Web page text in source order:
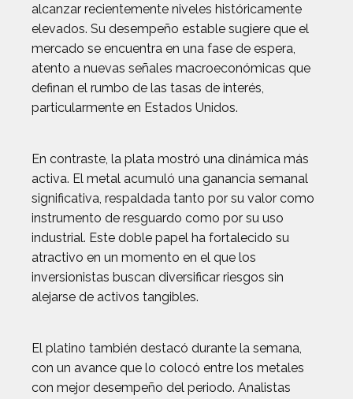
alcanzar recientemente niveles históricamente
elevados. Su desempeño estable sugiere que el
mercado se encuentra en una fase de espera,
atento a nuevas señales macroeconómicas que
definan el rumbo de las tasas de interés,
particularmente en Estados Unidos.
En contraste, la plata mostró una dinámica más
activa. El metal acumuló una ganancia semanal
significativa, respaldada tanto por su valor como
instrumento de resguardo como por su uso
industrial. Este doble papel ha fortalecido su
atractivo en un momento en el que los
inversionistas buscan diversificar riesgos sin
alejarse de activos tangibles.
El platino también destacó durante la semana,
con un avance que lo colocó entre los metales
con mejor desempeño del periodo. Analistas